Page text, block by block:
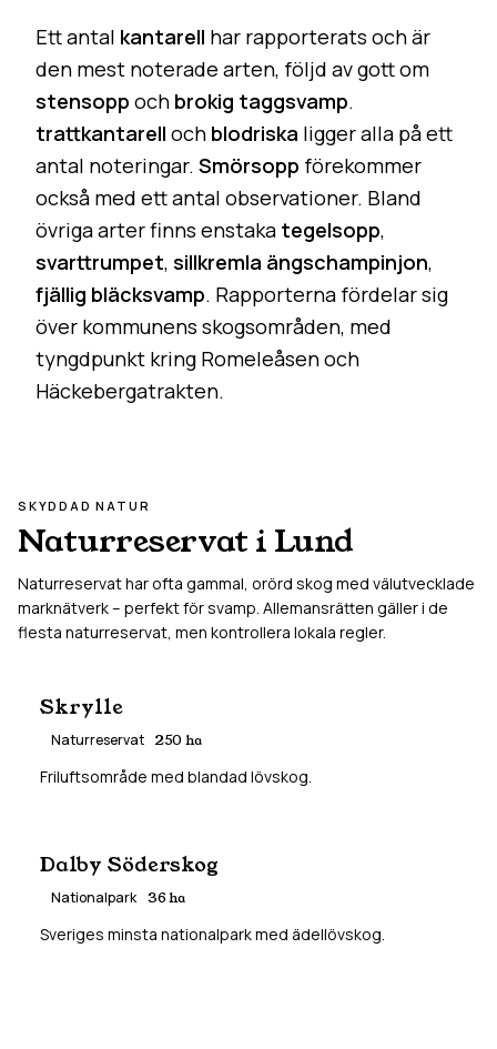
Ett antal kantarell har rapporterats och är
den mest noterade arten, följd av gott om
stensopp och brokig taggsvamp.
trattkantarell och blodriska ligger alla på ett
antal noteringar. Smörsopp förekommer
också med ett antal observationer. Bland
övriga arter finns enstaka tegelsopp,
svarttrumpet, sillkremla ängschampinjon,
fjällig bläcksvamp. Rapporterna fördelar sig
över kommunens skogsområden, med
tyngdpunkt kring Romeleåsen och
Häckebergatrakten.
SKYDDAD NATUR
Naturreservat i Lund
Naturreservat har ofta gammal, orörd skog med välutvecklade
marknätverk – perfekt för svamp. Allemansrätten gäller i de
flesta naturreservat, men kontrollera lokala regler.
Skrylle
Naturreservat 250 ha
Friluftsområde med blandad lövskog.
Dalby Söderskog
Nationalpark 36ha
Sveriges minsta nationalpark med ädellövskog.